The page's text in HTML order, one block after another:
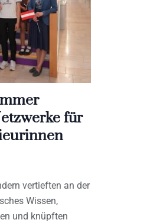
für
vertieften an der
Wissen,
und knüpften